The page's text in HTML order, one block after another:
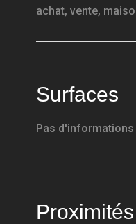
achat, vente,
Surfaces
Pas
Proximités